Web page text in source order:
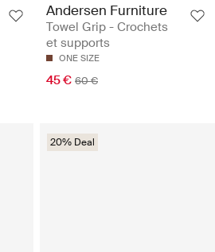
Andersen Furniture
Towel Grip - Crochets
et supports
ONE SIZE
45 € 60 €
20% Deal